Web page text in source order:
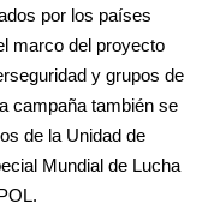
por los países
marco del proyecto
y grupos de
campaña también se
de la Unidad de
Mundial de Lucha